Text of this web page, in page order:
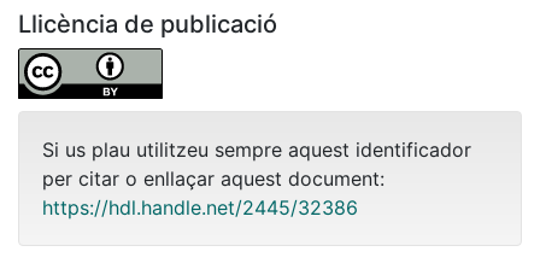
Llicència de publicació
Si us plau utilitzeu sempre aquest identificador
per citar o enllaçar aquest document:
https://hdl.handle.net/2445/32386